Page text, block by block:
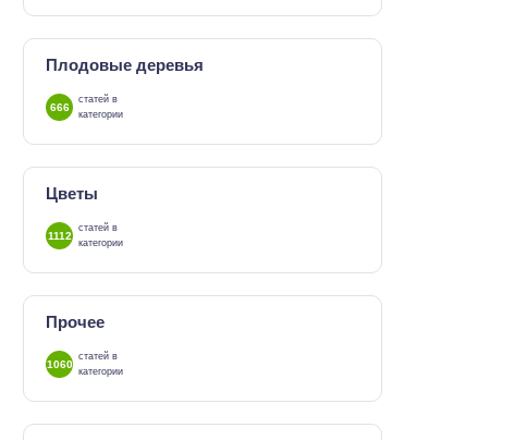
Плодовые деревья
666
статей в
категории
Цветы
1112
статей в
категории
Прочее
1060
статей в
категории